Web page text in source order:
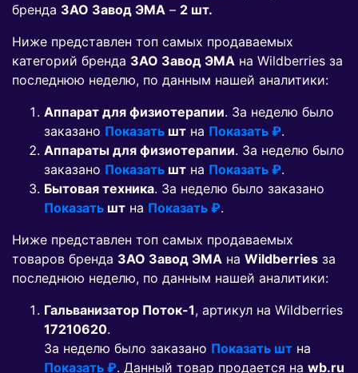
бренда ЗАО Завод ЭМА – 2 шт.
Ниже представлен топ самых продаваемых
категорий бренда ЗАО Завод ЭМА на Wildberries за
последнюю неделю, по данным нашей аналитики:
Аппарат для физиотерапии. За неделю было
заказано Показать шт на Показать ₽.
Аппараты для физиотерапии. За неделю было
заказано Показать шт на Показать ₽.
Бытовая техника. За неделю было заказано
Показать шт на Показать ₽.
Ниже представлен топ самых продаваемых
товаров бренда ЗАО Завод ЭМА на Wildberries за
последнюю неделю, по данным нашей аналитики:
Гальванизатор Поток-1, артикул на Wildberries
17210620.
За неделю было заказано Показать шт на
Показать ₽. Данный товар продается на wb.ru